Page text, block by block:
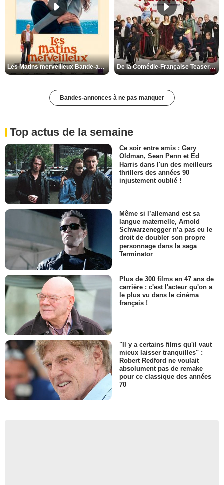
Les Matins merveilleux Bande-annonce VF De la Comédie-Française Teaser VF
Bandes-annonces à ne pas manquer
Top actus de la semaine
Ce soir entre amis : Gary
Oldman, Sean Penn et Ed
Harris dans l'un des meilleurs
thrillers des années 90
injustement oublié !
Même si l’allemand est sa
langue maternelle, Arnold
Schwarzenegger n’a pas eu le
droit de doubler son propre
personnage dans la saga
Terminator
Plus de 300 films en 47 ans de
carrière : c'est l'acteur qu'on a
le plus vu dans le cinéma
français !
"Il y a certains films qu'il vaut
mieux laisser tranquilles" :
Robert Redford ne voulait
absolument pas de remake
pour ce classique des années
70